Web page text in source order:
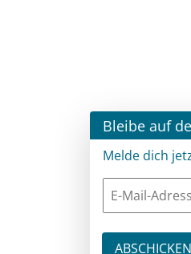
Bleibe auf
Melde dich